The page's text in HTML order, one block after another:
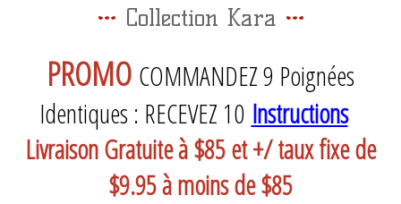
Collection Kara
PROMO COMMANDEZ 9 Poignées
Identiques : RECEVEZ 10 Instructions
Livraison Gratuite à $85 et +/ taux fixe de
$9.95 à moins de $85